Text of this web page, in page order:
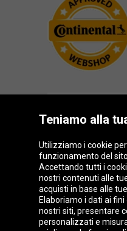
Gruppo Oponeo
Belgique
Česká
republika
Teniamo alla
Utilizziamo i cookie
funzionamento del
Accettando tutti i
nostri contenuti alle
acquisti in base alle
Elaboriamo i dati ai
nostri siti, presentare
personalizzati e